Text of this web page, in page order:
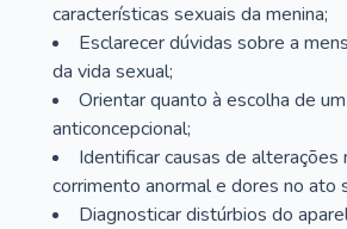
características sexuais da menina;
Esclarecer dúvidas sobre a
da vida sexual;
Orientar quanto à escolha de
anticoncepcional;
Identificar causas de alterações
corrimento anormal e dores no ato
Diagnosticar distúrbios do